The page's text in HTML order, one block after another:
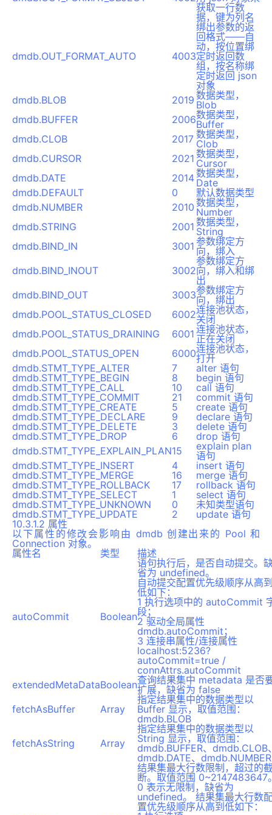
获取一行数
据，键为列名
dmdb.OUT_FORMAT_AUTO 4003
绑出参数的返
回格式——自
动，按位置绑
定时返回数
组，按名称绑
定时返回 json
对象
dmdb.BLOB
2019 数据类型，
Blob
dmdb.BUFFER
2006数据类型，
Buffer
dmdb.CLOB
2017 数据类型，
Clob
dmdb.CURSOR
2021 数据类型，
Cursor
dmdb.DATE
2014数据类型，
Date
dmdb.DEFAULT
0
默认数据类型
dmdb.NUMBER
2010 数据类型，
Number
dmdb.STRING
2001 数据类型，
String
dmdb.BIND_IN
3001 参数绑定方
向，绑入
dmdb.BIND_INOUT
3002
参数绑定方
向，绑入和绑
出
dmdb.BIND_OUT
3003参数绑定方
向，绑出
dmdb.POOL_STATUS_CLOSED
6002连接池状态，
关闭
dmdb.POOL_STATUS_DRAINING
6001 连接池状态，
正在关闭
dmdb.POOL_STATUS_OPEN
6000连接池状态，
打开
dmdb.STMT_TYPE_ALTER
7
alter 语句
dmdb.STMT_TYPE_BEGIN
8
begin 语句
dmdb.STMT_TYPE_CALL
10
call 语句
dmdb.STMT_TYPE_COMMIT
21
commit 语句
dmdb.STMT_TYPE_CREATE
5
create 语句
dmdb.STMT_TYPE_DECLARE
9
declare 语句
dmdb.STMT_TYPE_DELETE
3
delete 语句
dmdb.STMT_TYPE_DROP
6
drop 语句
dmdb.STMT_TYPE_EXPLAIN_PLAN15
explain plan
语句
dmdb.STMT_TYPE_INSERT
4
insert 语句
dmdb.STMT_TYPE_MERGE
16
merge 语句
dmdb.STMT_TYPE_ROLLBACK
17
rollback 语句
dmdb.STMT_TYPE_SELECT
1
select 语句
dmdb.STMT_TYPE_UNKNOWN
0
未知类型语句
dmdb.STMT_TYPE_UPDATE
2
update 语句
10.3.1.2 属性
以下属性的修改会影响由 dmdb 创建出来的 Pool 和
Connection 对象。
属性名
类型 描述
autoCommit Boolean
语句执行后，是否自动提交。
省为 undefined。
自动提交配置优先级顺序从高
低如下：
1 执行选项中的 autoCommit
段；
2 驱动全局属性
dmdb.autoCommit；
3 连接串属性/连接属性
localhost:5236?
autoCommit=true /
connAttrs.autoCommit
extendedMetaDataBoolean查询结果集中 metadata 是否
扩展，缺省为 false
fetchAsBuffer
Array
指定结果集中的数据类型以
Buffer 显示，取值范围：
dmdb.BLOB
fetchAsString
Array
指定结果集中的数据类型以
String 显示，取值范围：
dmdb.BUFFER、dmdb.CLOB
dmdb.DATE、dmdb.NUMBER
结果集最大行数限制，超过的
断。取值范围 0~2147483647
0 表示无限制，缺省为
undefined。 结果集最大行数
置优先级顺序从高到低如下：